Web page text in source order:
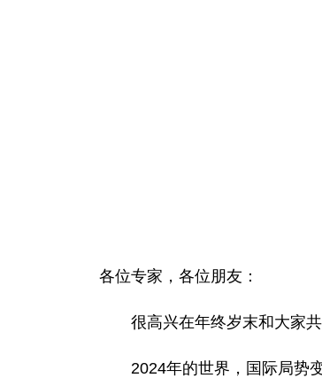
各位专家，各位朋友：
很高兴在年终岁末和大家
2024年的世界，国际局势